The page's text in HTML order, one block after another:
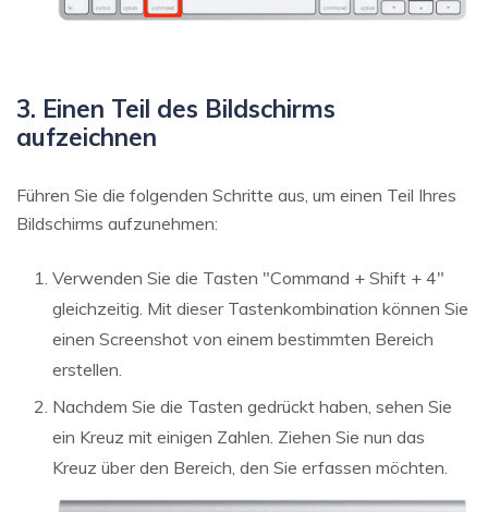
3. Einen Teil des Bildschirms
aufzeichnen
Führen Sie die folgenden Schritte aus, um einen Teil Ihres
Bildschirms aufzunehmen:
Verwenden Sie die Tasten "Command + Shift + 4"
gleichzeitig. Mit dieser Tastenkombination können Sie
einen Screenshot von einem bestimmten Bereich
erstellen.
Nachdem Sie die Tasten gedrückt haben, sehen Sie
ein Kreuz mit einigen Zahlen. Ziehen Sie nun das
Kreuz über den Bereich, den Sie erfassen möchten.